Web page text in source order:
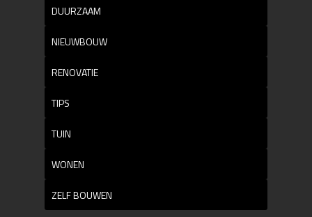
DUURZAAM
NIEUWBOUW
RENOVATIE
TIPS
TUIN
WONEN
ZELF BOUWEN